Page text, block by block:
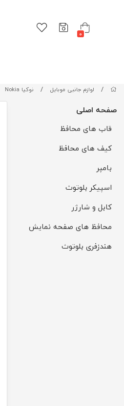
0
/ لوازم جانبی موبایل / نوکیا Nokia
صفحه اصلی
قاب های محافظ
کیف های محافظ
بامپر
اسپیکر بلوتوث
کابل و شارژر
محافظ های صفحه نمایش
هندزفری بلوتوث